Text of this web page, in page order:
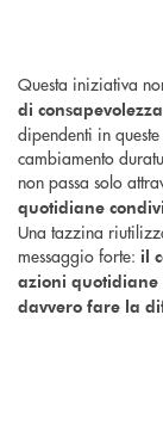
Questa iniziativa
di consapevolezza
dipendenti in
cambiamento
non passa solo
quotidiane
Una tazzina
messaggio forte: il
azioni quotidiane
davvero fare la